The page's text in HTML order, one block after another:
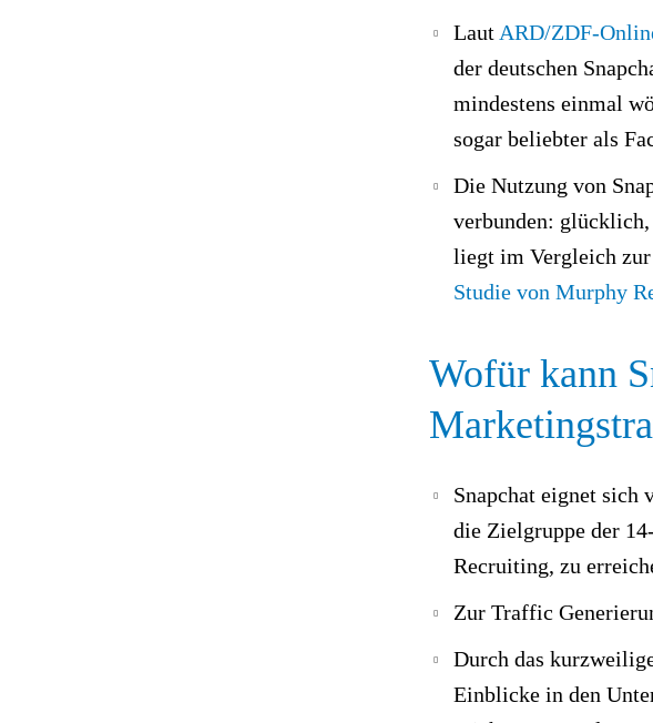
Laut ARD/ZDF-
der deutschen
mindestens einmal
sogar beliebter als
Die Nutzung von
verbunden:
liegt im Vergleich
Studie von Murphy
Wofür kann
Snapchat eignet sich
die Zielgruppe der
Recruiting, zu
Zur Traffic
Durch das
Einblicke in den